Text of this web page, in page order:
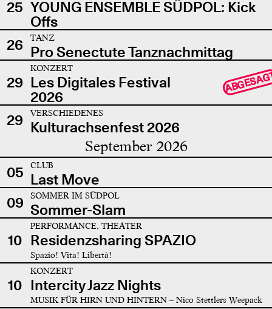
25 YOUNG ENSEMBLE SÜDPOL: Kick
Offs
26
TANZ
Pro Senectute Tanznachmittag
29
KONZERT
Les Digitales Festival
2026
29 VERSCHIEDENES
Kulturachsenfest 2026
September 2026
05 CLUB
Last Move
09
SOMMER IM SÜDPOL
Sommer-Slam
10
PERFORMANCE, THEATER
Residenzsharing SPAZIO
Spazio! Vita! Libertà!
10
KONZERT
Intercity Jazz Nights
MUSIK FÜR HIRN UND HINTERN – Nico Stettlers Weepack